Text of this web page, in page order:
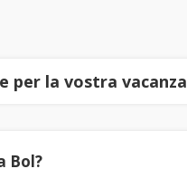
per la vostra vacanza
Bol?